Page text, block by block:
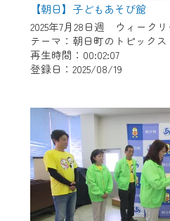
【朝日】子どもあそび館
2025年7月28日週 ウィーク
テーマ：朝日町のトピックス
再生時間：00:02:07
登録日：2025/08/19
※マイページへのログイ
要となります。
※MyIDとは、CCNet
各種サービスをご利用
で設定できます。
（GmailやYahooなどの
スでも作成可能です）
※マイページへのログイ
録はこちらから
※CCNetアプリをご利用